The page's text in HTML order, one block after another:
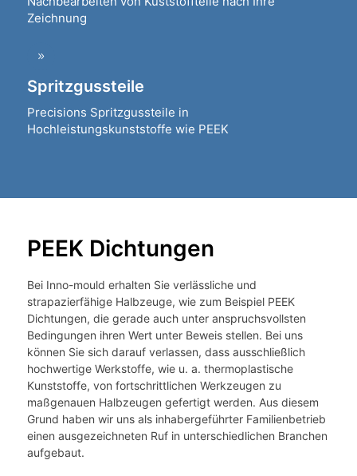
Zeichnung
Spritzgussteile
Precisions Spritzgussteile in
Hochleistungskunststoffe wie PEEK
PEEK Dichtungen
Bei Inno-mould erhalten Sie verlässliche und
strapazierfähige Halbzeuge, wie zum Beispiel PEEK
Dichtungen, die gerade auch unter anspruchsvollsten
Bedingungen ihren Wert unter Beweis stellen. Bei uns
können Sie sich darauf verlassen, dass ausschließlich
hochwertige Werkstoffe, wie u. a. thermoplastische
Kunststoffe, von fortschrittlichen Werkzeugen zu
maßgenauen Halbzeugen gefertigt werden. Aus diesem
Grund haben wir uns als inhabergeführter Familienbetrieb
einen ausgezeichneten Ruf in unterschiedlichen Branchen
aufgebaut.